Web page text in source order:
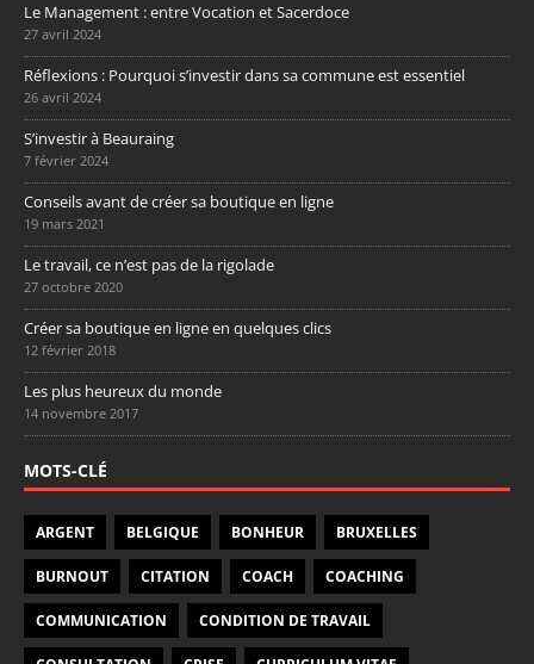
Le Management : entre Vocation et Sacerdoce
27 avril 2024
Réflexions : Pourquoi s’investir dans sa commune est essentiel
26 avril 2024
S’investir à Beauraing
7 février 2024
Conseils avant de créer sa boutique en ligne
19 mars 2021
Le travail, ce n’est pas de la rigolade
27 octobre 2020
Créer sa boutique en ligne en quelques clics
12 février 2018
Les plus heureux du monde
14 novembre 2017
MOTS-CLÉ
ARGENT BELGIQUE BONHEUR BRUXELLES
BURNOUT CITATION COACH COACHING
COMMUNICATION CONDITION DE TRAVAIL